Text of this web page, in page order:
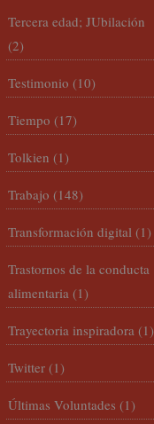
Tercera edad; JUbilación
(2)
Testimonio (10)
Tiempo (17)
Tolkien (1)
Trabajo (148)
Transformación digital (1)
Trastornos de la conducta
alimentaria (1)
Trayectoria inspiradora (1)
Twitter (1)
Últimas Voluntades (1)